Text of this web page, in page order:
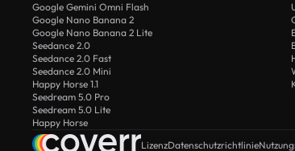
Google Gemini Omni Flash
Google Nano Banana 2
Google Nano Banana 2 Lite
Seedance 2.0
Seedance 2.0 Fast
Seedance 2.0 Mini
Happy Horse 1.1
Seedream 5.0 Pro
Seedream 5.0 Lite
Happy Horse
LizenzDatenschutzrichtlinie